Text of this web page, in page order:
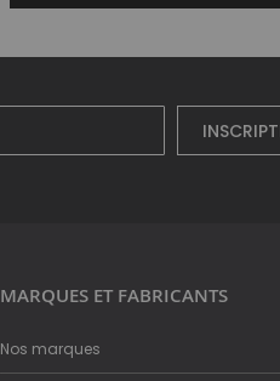
MARQUES ET FABRICANTS
Nos marques